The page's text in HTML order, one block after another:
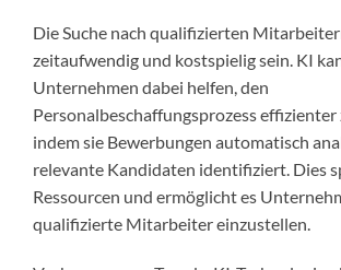
Die Suche nach qualifizierten
zeitaufwendig und kostspielig sein. KI
Unternehmen dabei helfen, den
Personalbeschaffungsprozess effizienter
indem sie Bewerbungen automatisch
relevante Kandidaten identifiziert. Dies
Ressourcen und ermöglicht es
qualifizierte Mitarbeiter einzustellen.